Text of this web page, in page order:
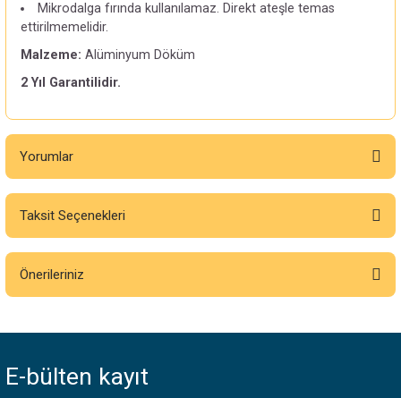
Mikrodalga fırında kullanılamaz. Direkt ateşle temas
ettirilmemelidir.
Malzeme: Alüminyum Döküm
2 Yıl Garantilidir.
Yorumlar
Bu ürüne ilk yorumu siz yapın!
Taksit Seçenekleri
Önerileriniz
Görüş ve önerileriniz için teşekkür ederiz.
E-bülten kayıt